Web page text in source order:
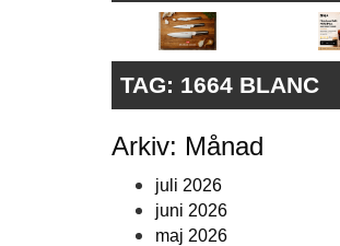
TAG: 1664 BLANC
Arkiv: Månad
juli 2026
juni 2026
maj 2026